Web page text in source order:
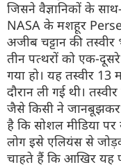
जिसने वैज्ञानिकों के
NASA के मशहूर
अजीब चट्टान की
तीन पत्थरों को एक-
गया हो। यह तस्वीर
दौरान ली गई थी।
जैसे किसी ने जानबूझकर
है कि सोशल मीडिया
लोग इसे एलियंस से
चाहते हैं कि आखिर यह